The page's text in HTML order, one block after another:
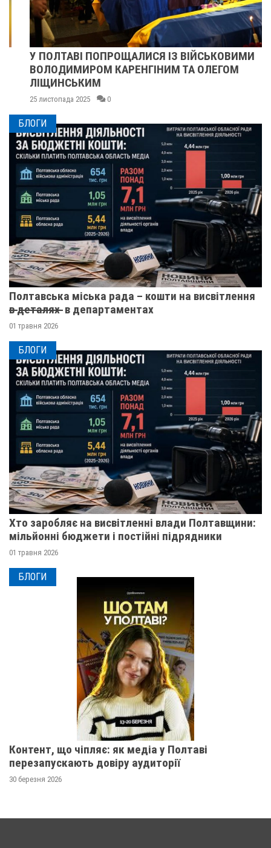
У ПОЛТАВІ ПОПРОЩАЛИСЯ ІЗ ВІЙСЬКОВИМИ
ВОЛОДИМИРОМ КАРЕНГІНИМ ТА ОЛЕГОМ
ЛІЩИНСЬКИМ
25 листопада 2025 0
БЛОГИ
Полтавська міська рада – кошти на висвітлення
в̶ ̶д̶е̶т̶а̶л̶я̶х̶ ̶ в департаментах
01 травня 2026
БЛОГИ
Хто заробляє на висвітленні влади Полтавщини:
мільйонні бюджети і постійні підрядники
01 травня 2026
БЛОГИ
Контент, що чіпляє: як медіа у Полтаві
перезапускають довіру аудиторії
30 березня 2026